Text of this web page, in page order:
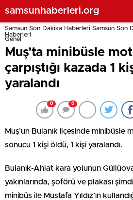
samsunhaberleri.org
Samsun Son Dakika Haberleri Samsun Son
Haberleri
Genel
Muş’ta minibüsle
çarpıştığı kazada 1
yaralandı
0 0
Muş’un Bulanık ilçesinde minibüsle
sonucu 1 kişi öldü, 1 kişi yaralandı.
Bulanık-Ahlat kara yolunun
yakınlarında, şoförü ve plakası
minibüs ile Mustafa Yıldız’ın